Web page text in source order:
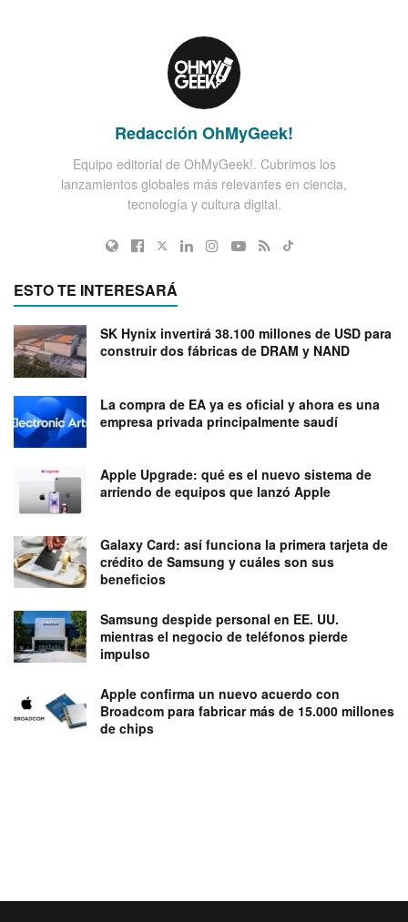
Redacción OhMyGeek!
Equipo editorial de OhMyGeek!. Cubrimos los
lanzamientos globales más relevantes en ciencia,
tecnología y cultura digital.
ESTO TE INTERESARÁ
SK Hynix invertirá 38.100 millones de USD para
construir dos fábricas de DRAM y NAND
La compra de EA ya es oficial y ahora es una
empresa privada principalmente saudí
Apple Upgrade: qué es el nuevo sistema de
arriendo de equipos que lanzó Apple
Galaxy Card: así funciona la primera tarjeta de
crédito de Samsung y cuáles son sus
beneficios
Samsung despide personal en EE. UU.
mientras el negocio de teléfonos pierde
impulso
Apple confirma un nuevo acuerdo con
Broadcom para fabricar más de 15.000 millones
de chips